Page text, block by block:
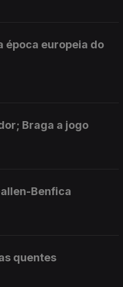
época europeia do
Braga a jogo
Benfica
quentes